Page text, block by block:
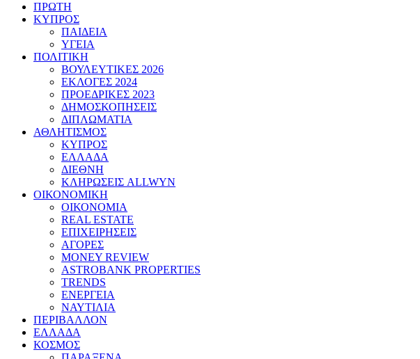
ΠΡΩΤΗ
ΚΥΠΡΟΣ
ΠΑΙΔΕΙΑ
ΥΓΕΙΑ
ΠΟΛΙΤΙΚΗ
ΒΟΥΛΕΥΤΙΚΕΣ 2026
ΕΚΛΟΓΕΣ 2024
ΠΡΟΕΔΡΙΚΕΣ 2023
ΔΗΜΟΣΚΟΠΗΣΕΙΣ
ΔΙΠΛΩΜΑΤΙΑ
ΑΘΛΗΤΙΣΜΟΣ
ΚΥΠΡΟΣ
ΕΛΛΑΔΑ
ΔΙΕΘΝΗ
ΚΛΗΡΩΣΕΙΣ ALLWYN
ΟΙΚΟΝΟΜΙΚΗ
ΟΙΚΟΝΟΜΙΑ
REAL ESTATE
ΕΠΙΧΕΙΡΗΣΕΙΣ
ΑΓΟΡΕΣ
MONEY REVIEW
ASTROBANK PROPERTIES
TRENDS
ΕΝΕΡΓΕΙΑ
ΝΑΥΤΙΛΙΑ
ΠΕΡΙΒΑΛΛΟΝ
ΕΛΛΑΔΑ
ΚΟΣΜΟΣ